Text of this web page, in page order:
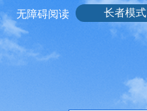
长者模式
无障碍阅读